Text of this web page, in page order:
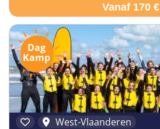
Vanaf 170 €
Dag
Kamp
West-Vlaanderen